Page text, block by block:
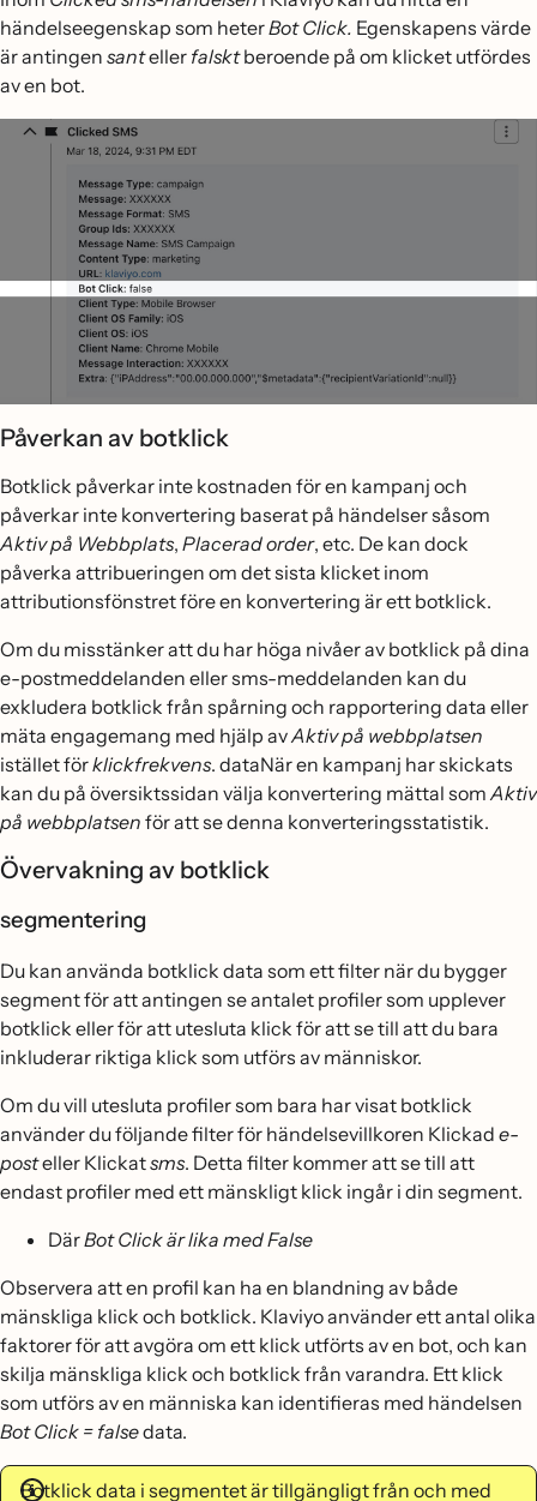
händelseegenskap som heterBot Click. Egenskapens värde
är antingen santeller falsktberoende på om klicket utfördes
av en bot.
Påverkan av botklick
Botklick påverkar inte kostnaden för en kampanj och
påverkar inte konvertering baserat på händelser såsom
Aktiv på Webbplats, Placerad order, etc. De kan dock
påverka attribueringen om det sista klicket inom
attributionsfönstret före en konvertering är ett botklick.
Om du misstänker att du har höga nivåer av botklick på dina
e-postmeddelanden eller sms-meddelanden kan du
exkludera botklick från spårning och rapportering data eller
mäta engagemang med hjälp avAktiv på webbplatsen
istället förklickfrekvens. dataNär en kampanj har skickats
kan du på översiktssidan välja konvertering mättal somAktiv
på webbplatsen för att se denna konverteringsstatistik.
Övervakning av botklick
segmentering
Du kan använda botklick data som ett filter när du bygger
segment för att antingen se antalet profiler som upplever
botklick eller för att utesluta klick för att se till att du bara
inkluderar riktiga klick som utförs av människor.
Om du vill utesluta profiler som bara har visat botklick
använder du följande filter för händelsevillkoren Klickad e-
posteller Klickatsms. Detta filter kommer att se till att
endast profiler med ett mänskligt klick ingår i din segment.
DärBot Click är lika med False
Observera att en profil kan ha en blandning av både
mänskliga klick och botklick. Klaviyo använder ett antal olika
faktorer för att avgöra om ett klick utförts av en bot, och kan
skilja mänskliga klick och botklick från varandra. Ett klick
som utförs av en människa kan identifieras med händelsen
Bot Click = falsedata.
Botklick data i segmentet är tillgängligt från och med